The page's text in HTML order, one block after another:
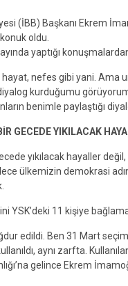
(İBB) Başkanı Ekrem
oldu.
yaptığı
nefes gibi yani. Ama
kurduğumu
benimle paylaştığı
GECEDE YIKILACAK
yıkılacak hayaller
ülkemizin demokrasi
YSK’deki 11 kişiye
edildi. Ben 31 Mart
aynı zarfta.
gelince Ekrem